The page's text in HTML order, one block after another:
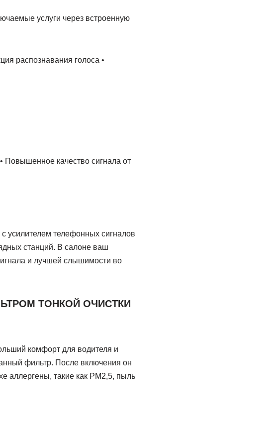
услуги через встроенную
распознавания голоса •
Повышенное качество сигнала от
усилителем телефонных сигналов
станций. В салоне ваш
и лучшей слышимости во
ТОНКОЙ ОЧИСТКИ
комфорт для водителя и
фильтр. После включения он
аллергены, такие как PM2,5, пыль